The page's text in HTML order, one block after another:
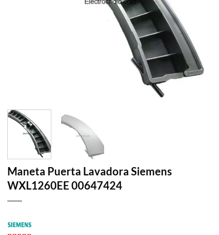
Maneta Puerta Lavadora Siemens
WXL1260EE 00647424